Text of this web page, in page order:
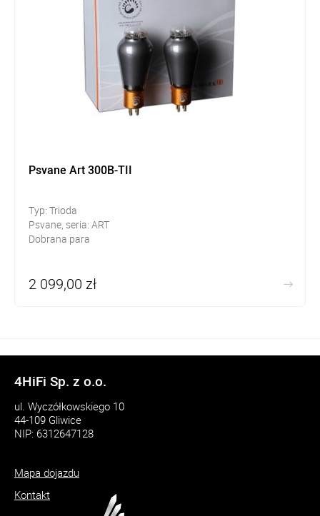
Psvane Art 300B-TII
Typ: Trioda
Psvane, seria: ART
Dobrana para
2 099,00 zł
4HiFi Sp. z o.o.
ul. Wyczółkowskiego 10
44-109 Gliwice
NIP: 6312647128
Mapa dojazdu
Kontakt